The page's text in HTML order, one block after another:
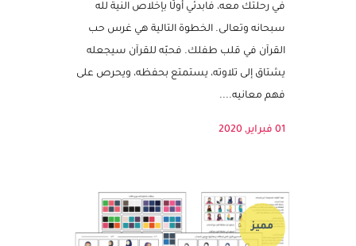
إذا كنتِ تنوين تحفيظ طفلك القرآن الكريم ولكن
تشعرين بالحيرة من أين تبدأين وكيف تستمرين
في رحلتك معه، فابدئي أولًا بإخلاص النية لله
سبحانه وتعالى. الخطوة التالية هي غرس حب
القرآن في قلب طفلك. فحبّه للقرآن سيجعله